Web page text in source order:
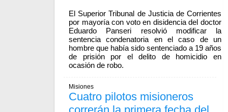
El Superior Tribunal de Justicia de Corrientes
por mayoría con voto en disidencia del doctor
Eduardo Panseri resolvió modificar la
sentencia condenatoria en el caso de un
hombre que había sido sentenciado a 19 años
de prisión por el delito de homicidio en
ocasión de robo.
Misiones
Cuatro pilotos misioneros